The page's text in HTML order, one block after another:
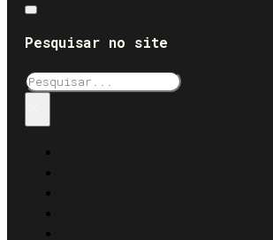
Pesquisar no site
Pesquisar